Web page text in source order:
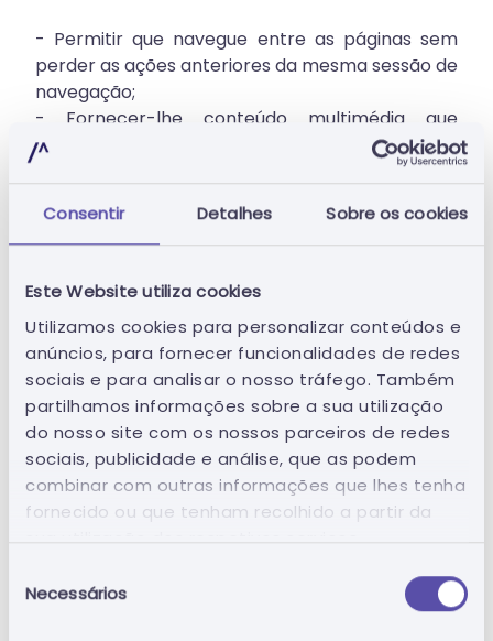
Consentir Detalhes Sobre os cookies
Este Website utiliza cookies
Utilizamos cookies para personalizar conteúdos e
anúncios, para fornecer funcionalidades de redes
sociais e para analisar o nosso tráfego. Também
partilhamos informações sobre a sua utilização
do nosso site com os nossos parceiros de redes
sociais, publicidade e análise, que as podem
combinar com outras informações que lhes tenha
fornecido ou que tenham recolhido a partir da
deNecessários
- Permitir que navegue entre as páginas sem
perder as ações anteriores da mesma sessão de
navegação;
- Fornecer-lhe conteúdo multimédia que
satisfaça os seus requisitos técnicos;
- Lembrar-lhe das suas ações anteriores, como
cookies;
- Para proteger o nosso website de erros e
- Para garantir o equilíbrio de carga ideal ao
carregar no nosso website;
- Guardar os seus dados para autenticação.
Como desativar/bloquear/apagar os
cookies?
É possível revogar, a qualquer momento, o seu
preferências em termos de gestão de cookies
na página referente aos cookies do sítio.